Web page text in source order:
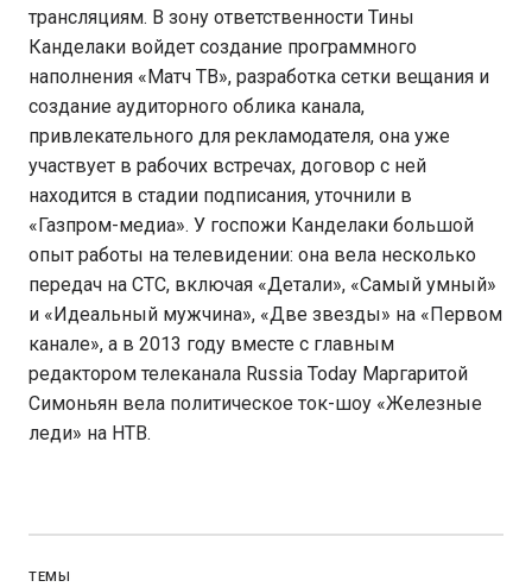
трансляциям. В зону ответственности Тины
Канделаки войдет создание программного
наполнения «Матч ТВ», разработка сетки вещания и
создание аудиторного облика канала,
привлекательного для рекламодателя, она уже
участвует в рабочих встречах, договор с ней
находится в стадии подписания, уточнили в
«Газпром-медиа». У госпожи Канделаки большой
опыт работы на телевидении: она вела несколько
передач на СТС, включая «Детали», «Самый умный»
и «Идеальный мужчина», «Две звезды» на «Первом
канале», а в 2013 году вместе с главным
редактором телеканала Russia Today Маргаритой
Симоньян вела политическое ток-шоу «Железные
леди» на НТВ.
ТЕМЫ